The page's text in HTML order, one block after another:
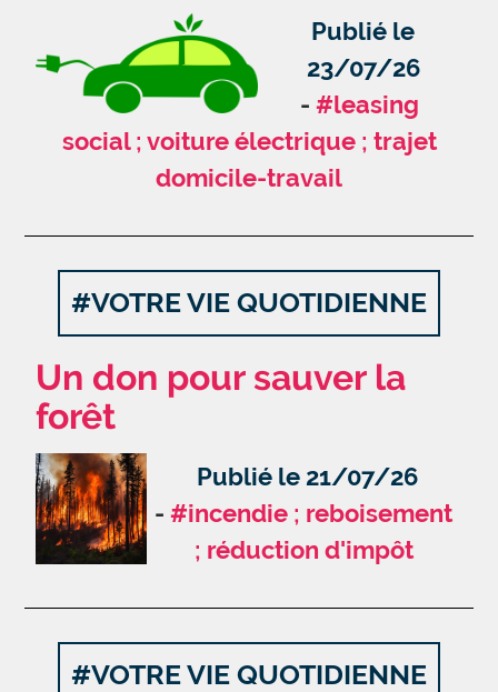
Publié le
23/07/26
#leasing
social ; voiture électrique ; trajet
domicile-travail
#VOTRE VIE QUOTIDIENNE
Un don pour sauver la
forêt
Publié le 21/07/26
#incendie ; reboisement
; réduction d'impôt
#VOTRE VIE QUOTIDIENNE